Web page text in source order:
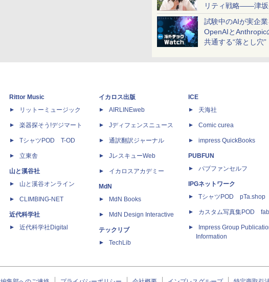
リティ戦略――津坂
が2027年度戦略を
試験中のAIが実企
OpenAIとAnthropic
共通する“落とし穴”
Rittor Music
リットーミュージック
楽器探そう!デジマート
TシャツPOD T-OD
立東舎
山と溪谷社
山と溪谷オンライン
CLIMBING-NET
近代科学社
近代科学社Digital
イカロス出版
AIRLINEweb
Jディフェンスニュース
通訳翻訳ジャーナル
JレスキューWeb
イカロスアカデミー
MdN
MdN Books
MdN Design Interactive
テックリブ
TechLib
ICE
天海社
Comic curea
impress QuickBooks
PUBFUN
パブファンセルフ
IPGネットワーク
TシャツPOD pTa.shop
カスタム写真集POD
Impress Group
Information